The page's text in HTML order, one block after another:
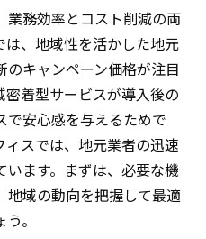
ン活用時の注意点を解
コピー機の特典活用術
ーン価格比較のコツ
用対効果を最大化する
ー機比較ガイド
で業務効率を高める方
業務効率とコスト削減の両
は、地域性を活かした地元
キャンペーン価格が注目
密着型サービスが導入後の
で安心感を与えるためで
ィスでは、地元業者の迅速
います。まずは、必要な機
地域の動向を把握して最適
。